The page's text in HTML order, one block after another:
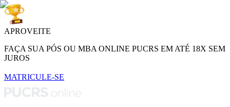
APROVEITE
FAÇA SUA PÓS OU MBA ONLINE PUCRS EM ATÉ 18X SEM
JUROS
MATRICULE-SE